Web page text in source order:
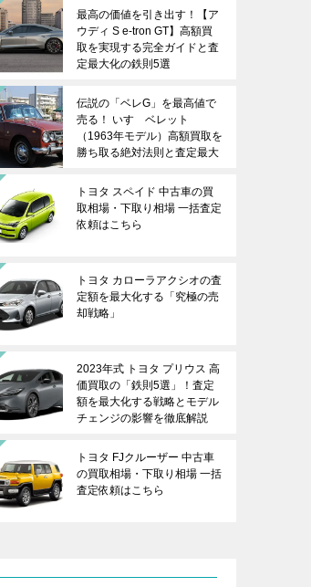
最高の価値を引き出す！【ア
ウディ S e-tron GT】高額買
取を実現する完全ガイドと査
定最大化の鉄則5選
伝説の「ベレG」を最高値で
売る！ いすゞベレット
（1963年モデル）高額買取を
勝ち取る絶対法則と査定最大
トヨタ スペイド 中古車の買
取相場・下取り相場 一括査定
依頼はこちら
トヨタ カローラアクシオの査
定額を最大化する「究極の売
却戦略」
2023年式 トヨタ プリウス 高
価買取の「鉄則5選」！査定
額を最大化する戦略とモデル
チェンジの影響を徹底解説
トヨタ FJクルーザー 中古車
の買取相場・下取り相場 一括
査定依頼はこちら